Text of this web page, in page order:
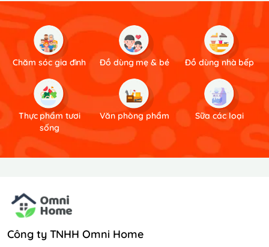
Chăm sóc gia đình Đồ dùng mẹ & bé Đồ dùng nhà bếp
Thực phẩm tươi
sống
Văn phòng phẩm Sữa các loại
Công ty TNHH Omni Home